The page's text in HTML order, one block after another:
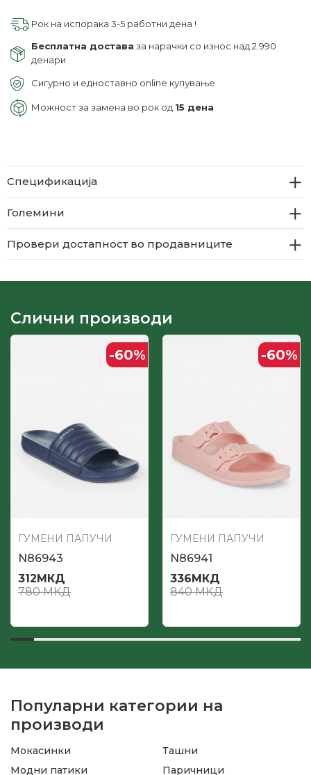
Рок на испорака 3-5 работни дена !
Бесплатна достава за нарачки со износ над 2.990
денари
Сигурно и едноставно online купување
Можност за замена во рок од 15 дена
Спецификација
Големини
Провери достапност во продавниците
Слични производи
-60%
ГУМЕНИ ПАПУЧИ
N86943
312МКД
780МКД
-60%
ГУМЕНИ ПАПУЧИ
N86941
336МКД
840МКД
Популарни категории на
производи
Мокасинки
Модни патики
Ташни
Паричници